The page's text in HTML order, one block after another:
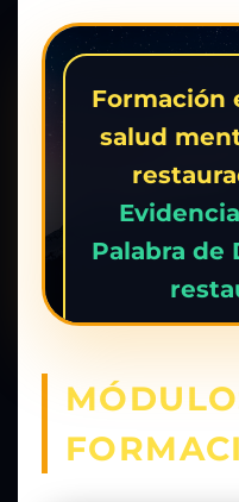
Formación
salud
Palabra de
✦